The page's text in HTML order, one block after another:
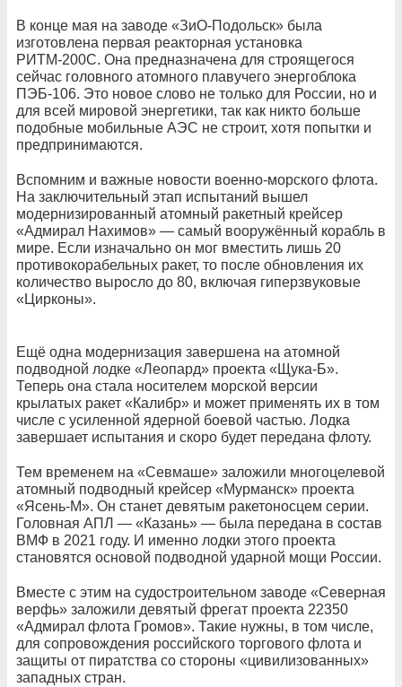
В конце мая на заводе «ЗиО-Подольск» была
изготовлена первая реакторная установка
РИТМ-200С. Она предназначена для строящегося
сейчас головного атомного плавучего энергоблока
ПЭБ-106. Это новое слово не только для России, но и
для всей мировой энергетики, так как никто больше
подобные мобильные АЭС не строит, хотя попытки и
предпринимаются.
Вспомним и важные новости военно-морского флота.
На заключительный этап испытаний вышел
модернизированный атомный ракетный крейсер
«Адмирал Нахимов» — самый вооружённый корабль в
мире. Если изначально он мог вместить лишь 20
противокорабельных ракет, то после обновления их
количество выросло до 80, включая гиперзвуковые
«Цирконы».
Ещё одна модернизация завершена на атомной
подводной лодке «Леопард» проекта «Щука-Б».
Теперь она стала носителем морской версии
крылатых ракет «Калибр» и может применять их в том
числе с усиленной ядерной боевой частью. Лодка
завершает испытания и скоро будет передана флоту.
Тем временем на «Севмаше» заложили многоцелевой
атомный подводный крейсер «Мурманск» проекта
«Ясень-М». Он станет девятым ракетоносцем серии.
Головная АПЛ — «Казань» — была передана в состав
ВМФ в 2021 году. И именно лодки этого проекта
становятся основой подводной ударной мощи России.
Вместе с этим на судостроительном заводе «Северная
верфь» заложили девятый фрегат проекта 22350
«Адмирал флота Громов». Такие нужны, в том числе,
для сопровождения российского торгового флота и
защиты от пиратства со стороны «цивилизованных»
западных стран.